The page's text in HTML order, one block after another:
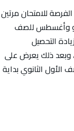
للامتحان مرتين
وأغسطس للصف
التحصيل
وبعد ذلك يعرض على
الأول الثانوي بداية